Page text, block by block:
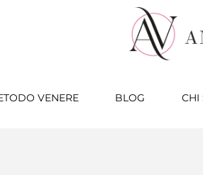
VENERE BLOG CHI